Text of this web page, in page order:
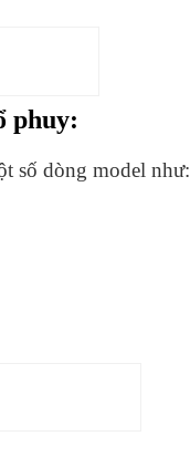
phuy:
số dòng model như: